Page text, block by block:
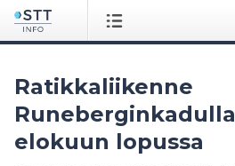
Ratikkaliikenne
elokuun lopussa